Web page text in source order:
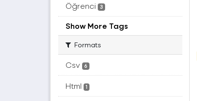
Öğrenci 3
Show More Tags
Formats
Csv 6
Html 1